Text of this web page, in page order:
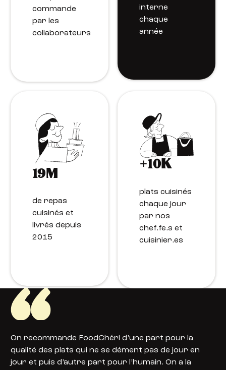
commande
par les
collaborateurs
interne
chaque
année
19M
de repas
cuisinés et
livrés depuis
2015
+10K
plats cuisinés
chaque jour
par nos
chef.fe.s et
cuisinier.es
On recommande FoodChéri d’une part pour la
qualité des plats qui ne se dément pas de jour en
jour et puis d’autre part pour l’humain. On a la